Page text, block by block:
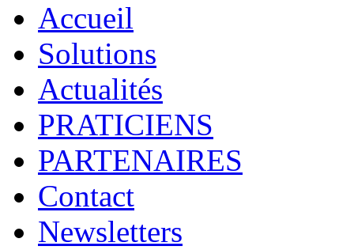
Accueil
Solutions
Actualités
PRATICIENS
PARTENAIRES
Contact
Newsletters